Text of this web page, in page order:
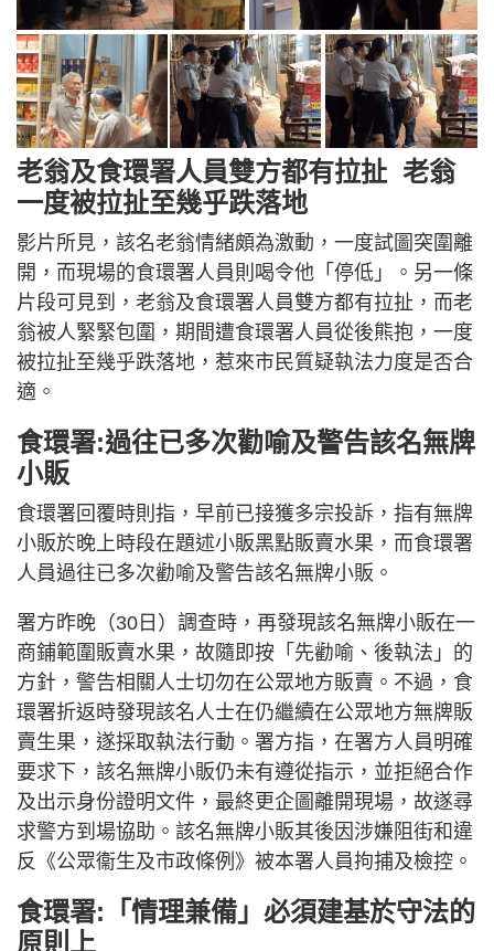
老翁及食環署人員雙方都有拉扯 老翁
一度被拉扯至幾乎跌落地
影片所見，該名老翁情緒頗為激動，一度試圖突圍離
開，而現場的食環署人員則喝令他「停低」。另一條
片段可見到，老翁及食環署人員雙方都有拉扯，而老
翁被人緊緊包圍，期間遭食環署人員從後熊抱，一度
被拉扯至幾乎跌落地，惹來市民質疑執法力度是否合
適。
食環署:過往已多次勸喻及警告該名無牌
小販
食環署回覆時則指，早前已接獲多宗投訴，指有無牌
小販於晚上時段在題述小販黑點販賣水果，而食環署
人員過往已多次勸喻及警告該名無牌小販。
署方昨晚（30日）調查時，再發現該名無牌小販在一
商鋪範圍販賣水果，故隨即按「先勸喻、後執法」的
方針，警告相關人士切勿在公眾地方販賣。不過，食
環署折返時發現該名人士在仍繼續在公眾地方無牌販
賣生果，遂採取執法行動。署方指，在署方人員明確
要求下，該名無牌小販仍未有遵從指示，並拒絕合作
及出示身份證明文件，最終更企圖離開現場，故遂尋
求警方到場協助。該名無牌小販其後因涉嫌阻街和違
反《公眾衞生及市政條例》被本署人員拘捕及檢控。
食環署:「情理兼備」必須建基於守法的
原則上